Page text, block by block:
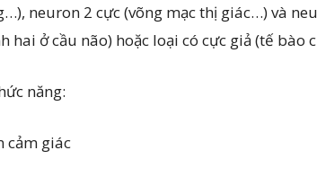
neuron 2 cực (võng mạc thị giác…) và
hai ở cầu não) hoặc loại có cực giả (tế bào
năng:
cảm giác